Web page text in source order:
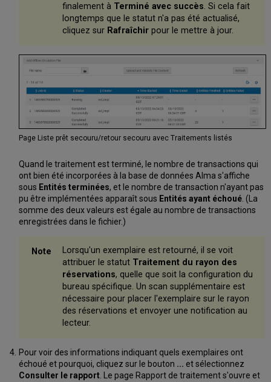
finalement à Terminé avec succès. Si cela fait
longtemps que le statut n'a pas été actualisé,
cliquez sur Rafraîchirpour le mettre à jour.
Page Liste prêt secouru/retour secouru avec Traitements listés
Quand le traitement est terminé, le nombre de transactions qui
ont bien été incorporées à la base de données Alma s'affiche
sous Entités terminées, et le nombre de transaction n'ayant pas
pu être implémentées apparaît sous Entités ayant échoué. (La
somme des deux valeurs est égale au nombre de transactions
enregistrées dans le fichier.)
Lorsqu'un exemplaire est retourné, il se voit
attribuer le statut Traitement du rayon des
réservations, quelle que soit la configuration du
bureau spécifique. Un scan supplémentaire est
nécessaire pour placer l'exemplaire sur le rayon
des réservations et envoyer une notification au
lecteur.
Pour voir des informations indiquant quels exemplaires ont
échoué et pourquoi, cliquez sur le bouton ... et sélectionnez
Consulter le rapport. Le page Rapport de traitement s'ouvre et